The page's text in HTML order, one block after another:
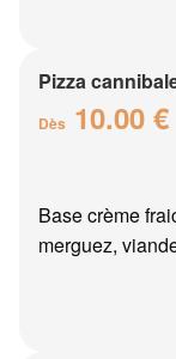
Pizza
Dès 10.00 €
Base crème
merguez,